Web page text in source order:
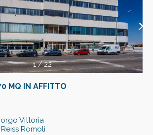
1/22
MQ IN AFFITTO
Vittoria
Romoli